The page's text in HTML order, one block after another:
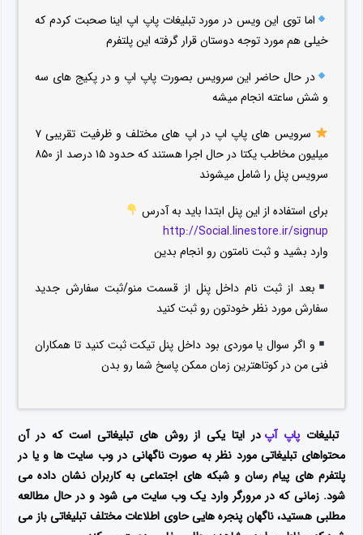
اما توی این ویس در مورد تبلیغات پاپ اپ اینا صحبت کردم که
خیلی هم مورد توجه دوستان قرار گرفته این پلتفرم
در حال حاضر این سرویس بصورت پاپ اپ و در پکیج های سه
و شش ساعته انجام میشه
سرویس های پاپ اپ در اپ های مختلف و ظرفیت تقریبی ۷
میلیون مخاطب یکتا در حال اجرا هستند که حدود ۱۵ درصد از ۸۵۰
سرویس پنل را شامل میشوند
برای استفاده از این پنل ابتدا باید به آدرس
http://Social.linestore.ir/signup
وارد بشید و ثبت نامتون رو انجام بدین
بعد از ثبت نام داخل پنل از قسمت منو/ثبت سفارش جدید
سفارش مورد نظر خودتون رو ثبت کنید
و اگر سوال یا موردی بود داخل پنل تیکت ثبت کنید تا همکاران
فنی من در کوتاهترین زمان ممکن پاسخ شما رو بدن
تبلیغات پاپ آپ در ایتا یکی از روش های تبلیغاتی است که در آن
محتواهای تبلیغاتی مورد نظر به صورت ناگهانی در وب سایت ها و یا در
پلتفرم های پیام رسان و شبکه های اجتماعی به کاربران نشان داده می
شود. زمانی که در مرورگر وارد یک وب سایت می شود و در حال مطالعه
مطلبی هستید، ناگهان پنجره هایی حاوی اطلاعات مختلف تبلیغاتی باز می